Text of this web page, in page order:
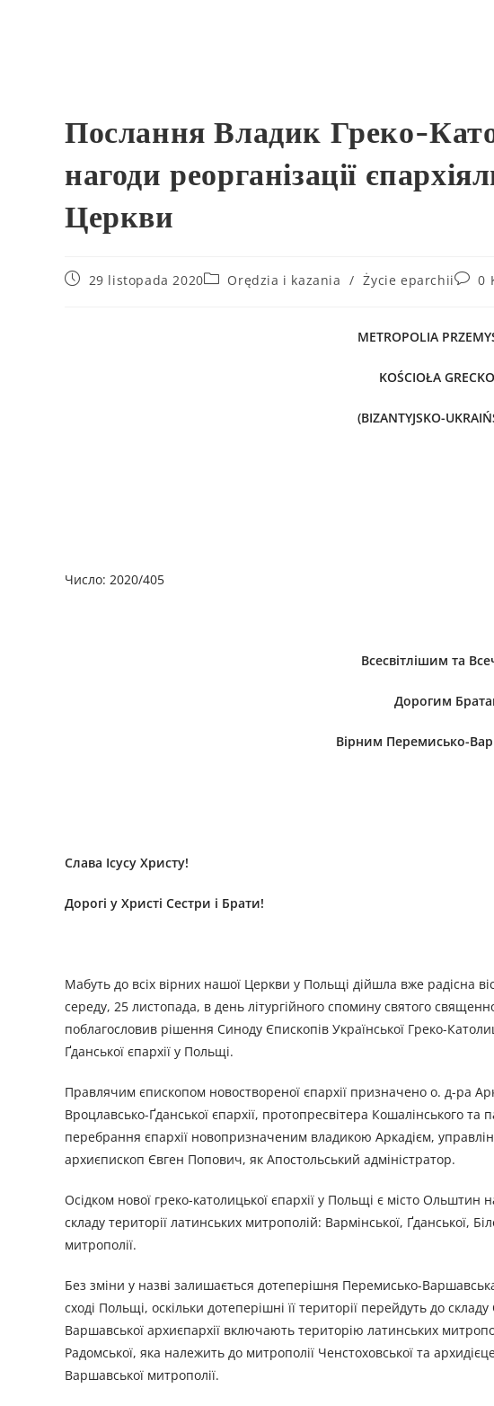
Послання Владик Греко-
нагоди реорганізації
Церкви
29 listopada 2020 Orędzia i kazania / Życie eparchii 0
METROPOLIA
KOŚCIOŁA
(BIZANTYJSKO-
Число: 2020/405
Всесвітлішим та
Дорогим
Вірним Перемисько-
Слава Ісусу Христу!
Дорогі у Христі Сестри і Брати!
Мабуть до всіх вірних нашої Церкви у Польщі дійшла вже радісна
середу, 25 листопада, в день літургійного спомину святого
поблагословив рішення Синоду Єпископів Української Греко-
Ґданської єпархії у Польщі.
Правлячим єпископом новоствореної єпархії призначено о. д-ра
Вроцлавсько-Ґданської єпархії, протопресвітера Кошалінського та
перебрання єпархії новопризначеним владикою Аркадієм,
архиєпископ Євген Попович, як Апостольський адміністратор.
Осідком нової греко-католицької єпархії у Польщі є місто
складу території латинських митрополій: Вармінської, Ґданської,
митрополії.
Без зміни у назві залишається дотеперішня Перемисько-
сході Польщі, оскільки дотеперішні її території перейдуть до
Варшавської архиєпархії включають територію латинських
Радомської, яка належить до митрополії Ченстоховської та
Варшавської митрополії.